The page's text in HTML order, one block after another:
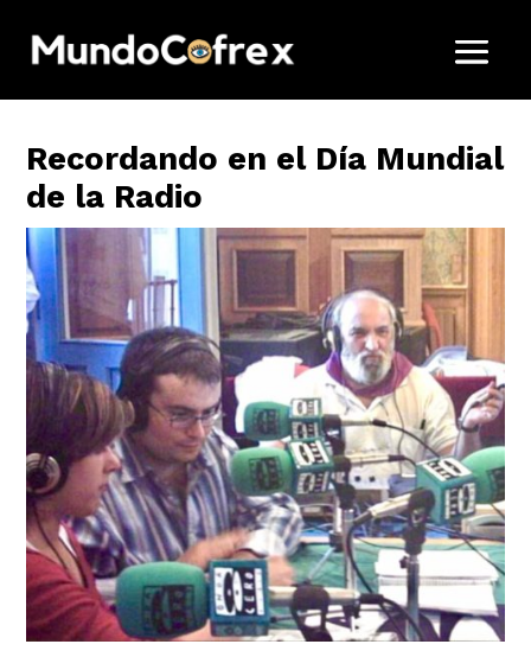
Recordando en el Día Mundial
de la Radio